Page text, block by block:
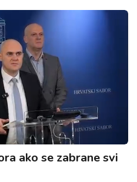
ako se zabrane svi